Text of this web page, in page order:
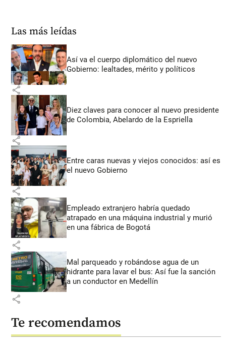
Las más leídas
Así va el cuerpo diplomático del nuevo
Gobierno: lealtades, mérito y políticos
share
Diez claves para conocer al nuevo presidente
de Colombia, Abelardo de la Espriella
share
Entre caras nuevas y viejos conocidos: así es
el nuevo Gobierno
share
Empleado extranjero habría quedado
atrapado en una máquina industrial y murió
en una fábrica de Bogotá
share
Mal parqueado y robándose agua de un
hidrante para lavar el bus: Así fue la sanción
a un conductor en Medellín
share
Te recomendamos